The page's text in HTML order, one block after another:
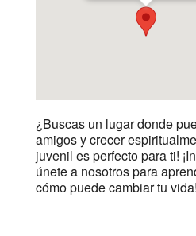
¿Buscas un lugar donde
amigos y crecer
juvenil es perfecto para ti!
únete a nosotros para
cómo puede cambiar tu vida!